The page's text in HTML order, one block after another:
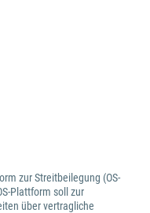
zur Streitbeilegung (OS-
Plattform soll zur
über vertragliche